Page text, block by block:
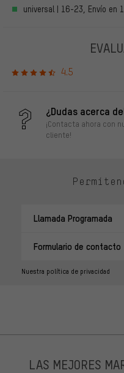
universal | 16-23, Envío en
4.5
¿Dudas acerca
¡Contacta ahora con
cliente!
Llamada Programada
Formulario de contacto
Nuestra política de privacidad
LAS MEJORES